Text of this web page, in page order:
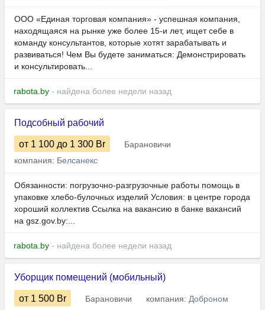
ООО «Единая торговая компания» - успешная компания,
находящаяся на рынке уже более 15-и лет, ищет себе в
команду консультантов, которые хотят зарабатывать и
развиваться! Чем Вы будете заниматься: Демонстрировать
и консультировать...
rabota.by - найдена более недели назад
Подсобный рабочий
от 1 100 до 1 300 Br
Барановичи
компания: Белсанекс
Обязанности: погрузочно-разгрузочные работы помощь в
упаковке хлебо-булочных изделий Условия: в центре города
хороший коллектив Ссылка на вакансию в банке вакансий
на gsz.gov.⁣by:...
rabota.by - найдена более недели назад
Уборщик помещений (мобильный)
от 1 500 Br Барановичи компания: Доброном